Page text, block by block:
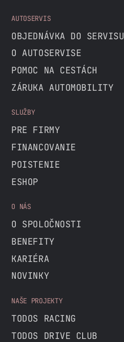
AUTOSERVIS
OBJEDNÁVKA DO SERVISU
O AUTOSERVISE
POMOC NA CESTÁCH
ZÁRUKA AUTOMOBILITY
SLUŽBY
PRE FIRMY
FINANCOVANIE
POISTENIE
ESHOP
O NÁS
O SPOLOČNOSTI
BENEFITY
KARIÉRA
NOVINKY
NAŠE PROJEKTY
TODOS RACING
TODOS DRIVE CLUB